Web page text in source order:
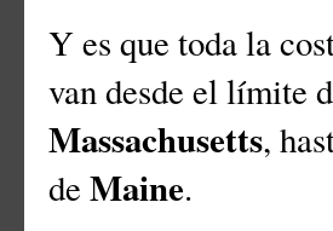
Y es que toda la
van desde el límite
Massachusetts,
de Maine.